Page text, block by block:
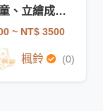
立繪孩童、立繪成人(單人)
~ NT$ 3500
楓鈴 (0)